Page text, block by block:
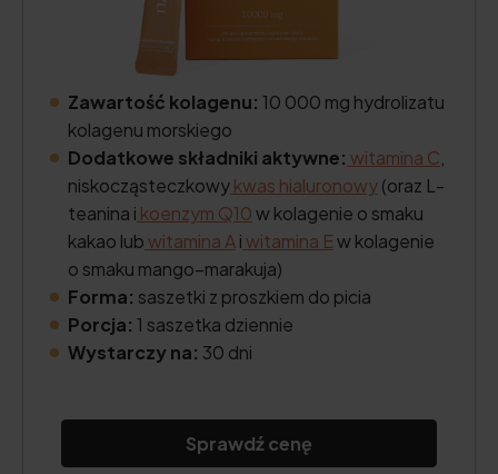
Zawartość kolagenu: 10 000 mg hydrolizatu
kolagenu morskiego
Dodatkowe składniki aktywne: witamina C
niskocząsteczkowykwas hialuronowy(oraz L-
teanina i koenzym Q10w kolagenie o smaku
kakao lubwitamina Aiwitamina Ew kolagenie
o smaku mango–marakuja)
Forma: saszetki z proszkiem do picia
Porcja: 1 saszetka dziennie
Wystarczy na: 30 dni
Sprawdź cenę